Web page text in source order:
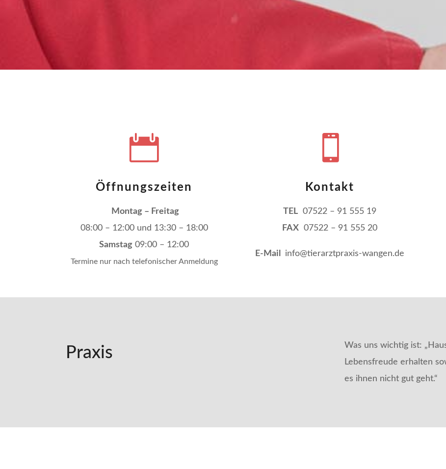

Öffnungszeiten
Montag – Freitag
08:00– 12:00 und 13:30– 18:00
Samstag 09:00 – 12:00
Termine nur nach telefonischer Anmeldung

Kontakt
TEL07522 – 91 555 19
FAX07522 – 91 555 20
E-Mail info@tierarztpraxis-wangen.de
Praxis
Was uns wichtig ist:
Lebensfreude erhalten
es ihnen nicht gut geht.“